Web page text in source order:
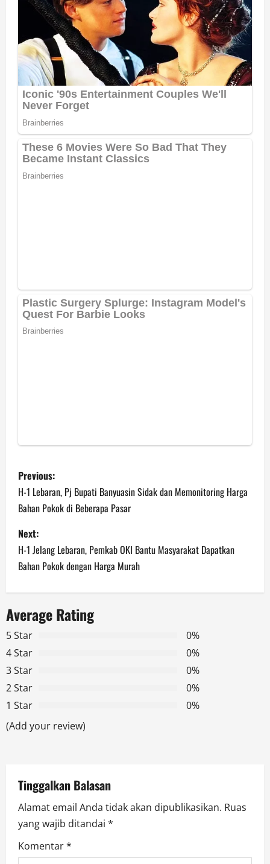
P
o
s
t
n
a
v
i
g
a
t
o
n
Previous:
H-1 Lebaran, Pj Bupati Banyuasin Sidak dan Memonitoring Harga
Bahan Pokok di Beberapa Pasar
Next:
H-1 Jelang Lebaran, Pemkab OKI Bantu Masyarakat Dapatkan
Bahan Pokok dengan Harga Murah
Average Rating
5 Star
0%
4 Star
0%
3 Star
0%
2 Star
0%
1 Star
0%
(Add your review)
Tinggalkan Balasan
Alamat email Anda tidak akan dipublikasikan. Ruas
yang wajib ditandai *
Komentar*